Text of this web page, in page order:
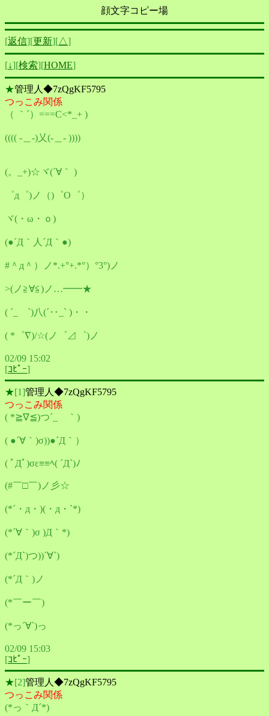
顔文字コピー場
[返信][更新][△]
[↓][検索][HOME]
★管理人◆7zQgKF5795
つっこみ関係
（ ｀´）===C<*_+ )
(((( -＿-)乂(-＿- ))))
(。_+)☆ヾ(´∀｀ )
゜д゜)ノ（)゜O゜）
ヾ(・ω・ｏ)
(●´Д｀人´Д｀●)
#＾д＾）ノ*.+°+.*°）°3°)ノ
>(ノ≧∀≦)ノ…━━★
( ´_ゝ`)八(´‥_` )・・
( *゜∇)/☆(ノ゜⊿゜)ノ
02/09 15:02
[ｺﾋﾟｰ]
★[1]管理人◆7zQgKF5795
つっこみ関係
( *≧∇≦)つ´_ゝ｀)
( ●´∀｀)σ))●´Д｀）ゞ
( ﾟДﾟ)σε≡≡ﾍ( ´Д`)ﾉ
(#￣□￣)ノ彡☆
(*´・д・)(・д・`*)
(*´∀｀)σ )Д｀*)
(*´Д`)つ))´∀`)
(*´Д｀)ノ
(*￣ー￣)
(*っ´∀`)っ
02/09 15:03
[ｺﾋﾟｰ]
★[2]管理人◆7zQgKF5795
つっこみ関係
(*っ｀Д´*)